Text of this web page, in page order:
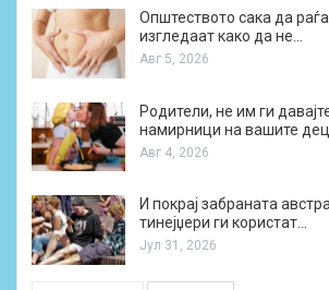
Општеството сака да
изгледаат како да не…
Авг 5, 2026
Родители, не им ги
намирници на вашите
Авг 4, 2026
И покрај забраната
тинејџери ги користат…
Јул 31, 2026